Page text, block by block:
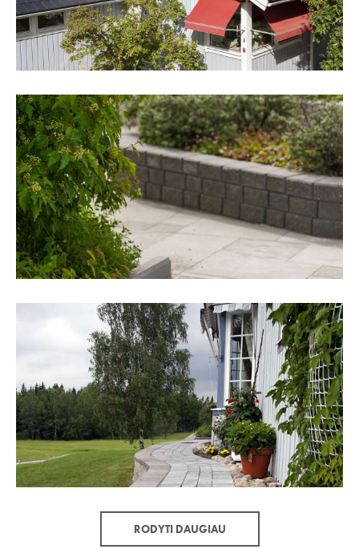
RODYTI DAUGIAU